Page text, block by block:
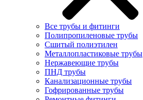
Все трубы и фитинги
Полипропиленовые трубы
Сшитый полиэтилен
Металлопластиковые трубы
Нержавеющие трубы
ПНД трубы
Канализационные трубы
Гофрированные трубы